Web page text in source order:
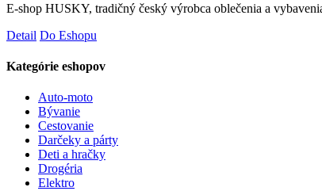
E-shop HUSKY, tradičný český výrobca oblečenia a
Detail Do Eshopu
Kategórie eshopov
Auto-moto
Bývanie
Cestovanie
Darčeky a párty
Deti a hračky
Drogéria
Elektro